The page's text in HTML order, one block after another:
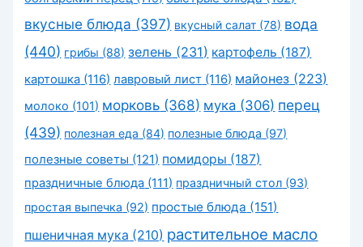
вкусные блюда (397) вкусный салат (78) вода
(440) грибы (88) зелень (231) картофель (187)
картошка (116) лавровый лист (116) майонез (223)
молоко (101) морковь (368) мука (306) перец
(439) полезная еда (84) полезные блюда (97)
полезные советы (121) помидоры (187)
праздничные блюда (111) праздничный стол (93)
простая выпечка (92) простые блюда (151)
пшеничная мука (210) растительное масло